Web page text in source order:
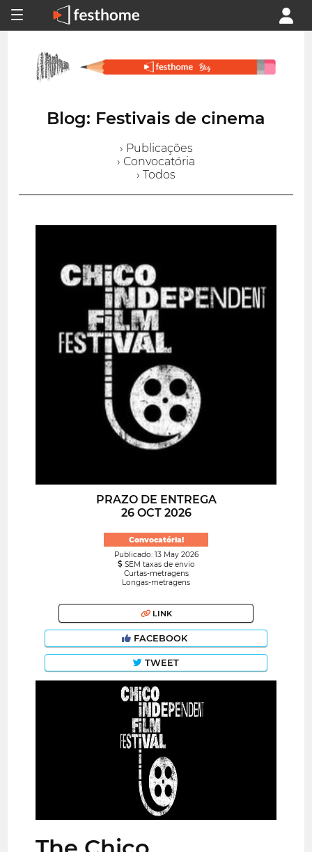
Blog: Festivais de cinema
› Publicações
› Convocatória
› Todos
PRAZO DE ENTREGA
26 OCT 2026
Convocatória!
Publicado: 13 May 2026
SEM taxas de envio
Curtas-metragens
Longas-metragens
LINK
FACEBOOK
TWEET